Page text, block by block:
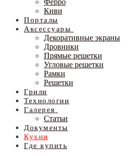
Киви
Порталы
Аксессуары
Декоративные экраны
Дровники
Прямые решетки
Угловые решетки
Рамки
Решетки
Грили
Технологии
Галерея
Статьи
Документы
Кухни
Где купить